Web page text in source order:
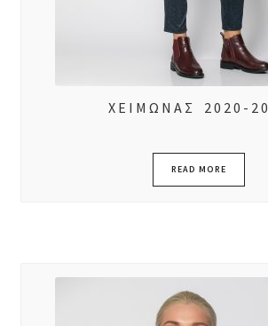
ΧΕΙΜΩΝΑΣ 2020-
READ MORE